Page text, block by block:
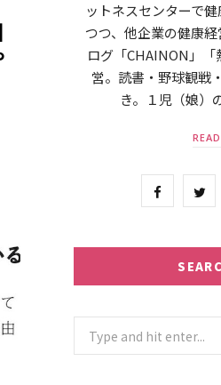
ットネスセンターで
つつ、他企業の健康
ログ「CHAINON」
営。読書・野球観戦
き。１児（娘）
e
b
o
T
t
t
e
Search
for: